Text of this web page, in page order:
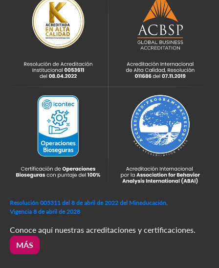
Resolución 005311 del 8 de abril de 2022 del Mineducación,
Vigencia 8 de abril de 2028
Conoce aquí nuestras acreditaciones y certificaciones.
MÁS